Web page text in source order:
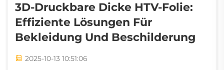
3D-Druckbare Dicke HTV-Folie:
Effiziente Lösungen Für
Bekleidung Und Beschilderung
2025-10-13 10:51:06